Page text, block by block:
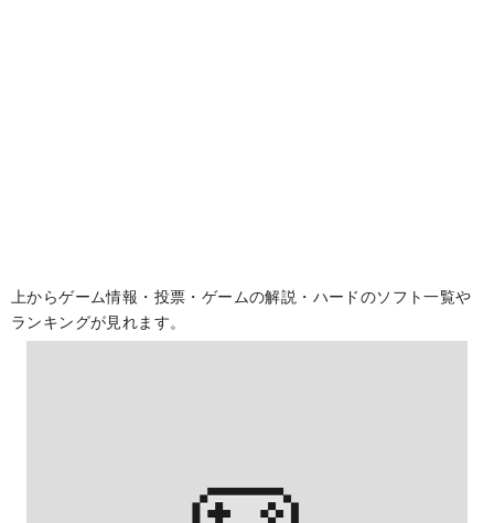
上からゲーム情報・投票・ゲームの解説・ハードのソフト一覧や
ランキングが見れます。